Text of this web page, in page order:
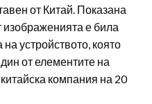
от Китай. Показана
изображенията е била
устройството, която
от елементите на
компания на 20